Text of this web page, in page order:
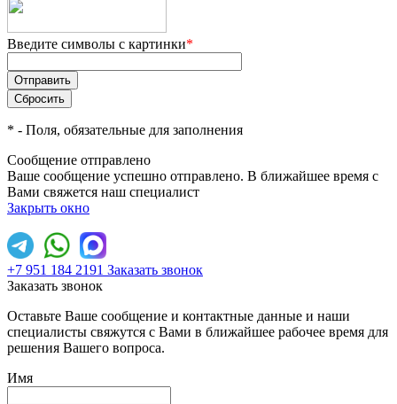
Введите символы с картинки*
* - Поля, обязательные для заполнения
Сообщение отправлено
Ваше сообщение успешно отправлено. В ближайшее время с
Вами свяжется наш специалист
Закрыть окно
+7 951 184 2191 Заказать звонок
Заказать звонок
Оставьте Ваше сообщение и контактные данные и наши
специалисты свяжутся с Вами в ближайшее рабочее время для
решения Вашего вопроса.
Имя